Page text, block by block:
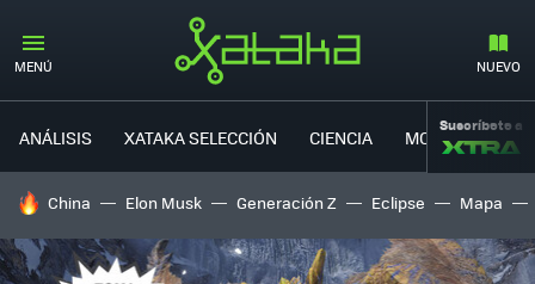
MENÚ NUEVO
ANÁLISIS XATAKA SELECCIÓN CIENCIA MOVILIDAD
Suscríbete a
HOY SE HABLA DE
China Elon Musk Generación Z Eclipse Mapa